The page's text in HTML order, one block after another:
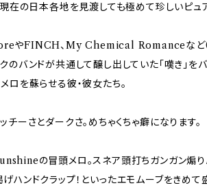
在の日本各地を見渡しても極めて珍しいピュア
やFINCH、My Chemical Romanceなど0
のバンドが共通して醸し出していた「嘆き」
ロを蘇らせる彼・彼女たち。
チーさとダークさ。めちゃくちゃ癖になります。
の冒頭メロ。スネア頭打ちガンガン煽り
ハンドクラップ！といったエモムーブをきめて